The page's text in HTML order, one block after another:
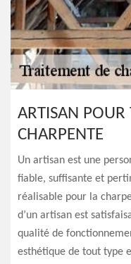
ARTISAN POUR
CHARPENTE
Un artisan est une
fiable, suffisante et
réalisable pour la
d’un artisan est
qualité de
esthétique de tout type